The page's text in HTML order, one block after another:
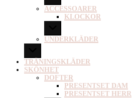
ACCESSOARER
KLOCKOR
UNDERKLÄDER
TRÄNINGSKLÄDER
SKÖNHET
DOFTER
PRESENTSET DAM
PRESENTSET HERR